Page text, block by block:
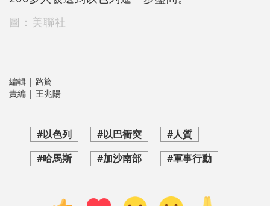
圖：美聯社
編輯 | 路旖
責編 | 王兆陽
#以色列 #以巴衝突
#人質
#哈馬斯
#加沙南部 #軍事行動